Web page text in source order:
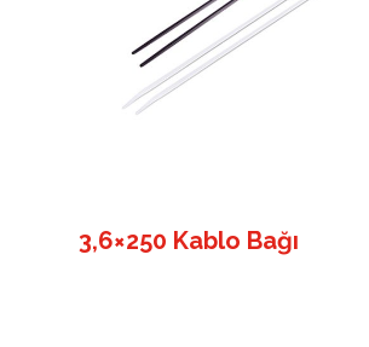
3,6×250 Kablo Bağı